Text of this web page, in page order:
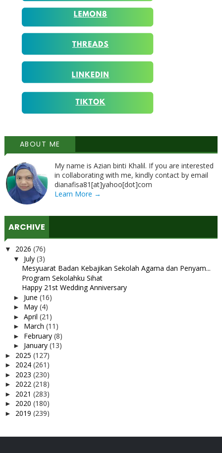
ABOUT ME
My name is Azian binti Khalil. If you are interested
in collaborating with me, kindly contact by email
dianafisa81[at]yahoo[dot]com
Learn More →
ARCHIVE
▼ 2026 (76)
▼ July (3)
Mesyuarat Badan Kebajikan Sekolah Agama dan Penyam...
Program Sekolahku Sihat
Happy 21st Wedding Anniversary
► June (16)
► May (4)
► April (21)
► March (11)
► February (8)
► January (13)
► 2025 (127)
► 2024 (261)
► 2023 (230)
► 2022 (218)
► 2021 (283)
► 2020 (180)
► 2019 (239)